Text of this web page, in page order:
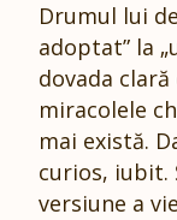
Drumul lui
adoptat” la
dovada
miracolele
mai există.
curios, iubit.
versiune a